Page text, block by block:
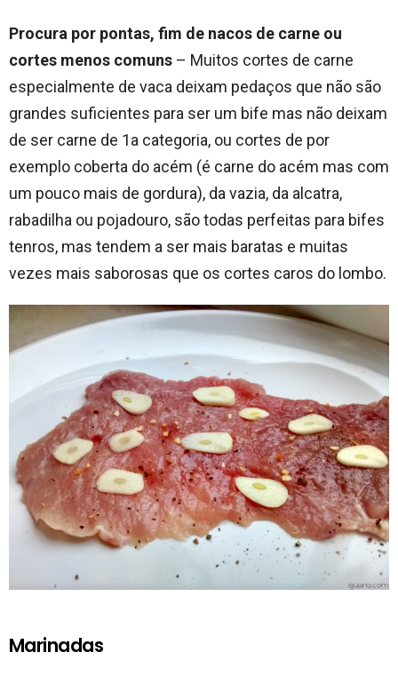
Procura por pontas, fim de nacos de carne ou
cortes menos comuns – Muitos cortes de carne
especialmente de vaca deixam pedaços que não são
grandes suficientes para ser um bife mas não deixam
de ser carne de 1a categoria, ou cortes de por
exemplo coberta do acém (é carne do acém mas com
um pouco mais de gordura), da vazia, da alcatra,
rabadilha ou pojadouro, são todas perfeitas para bifes
tenros, mas tendem a ser mais baratas e muitas
vezes mais saborosas que os cortes caros do lombo.
Marinadas